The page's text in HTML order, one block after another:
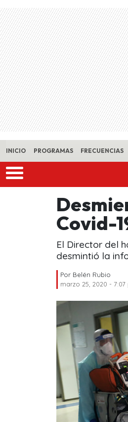
Skip to main content
INICIO PROGRAMAS FRECUENCIAS
Covid-
El Director del
desmintió la
Por Belén Rubio
marzo 25, 2020 - 7:07